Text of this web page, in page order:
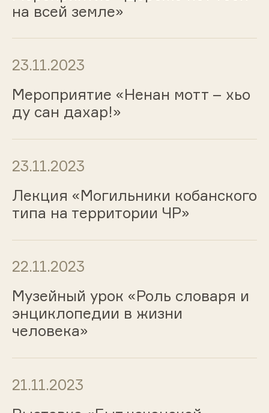
на всей земле»
23.11.2023
Мероприятие «Ненан мотт – хьо
ду сан дахар!»
23.11.2023
Лекция «Могильники кобанского
типа на территории ЧР»
22.11.2023
Музейный урок «Роль словаря и
энциклопедии в жизни
человека»
21.11.2023